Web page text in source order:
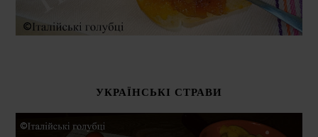
УКРАЇНСЬКІ СТРАВИ